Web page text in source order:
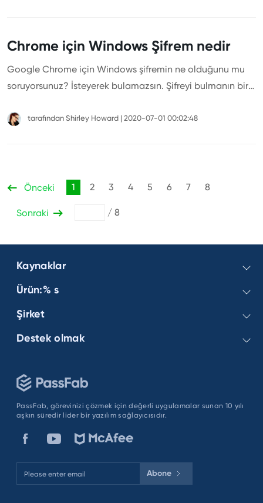
Chrome için Windows Şifrem nedir
Google Chrome için Windows şifremin ne olduğunu mu
soruyorsunuz? İsteyerek bulamazsın. Şifreyi bulmanın bir
atmanız yeterli.
tarafından Shirley Howard | 2020-07-01 00:02:48
Önceki 1 2 3 4 5 6 7 8
Sonraki / 8
Kaynaklar
Windows Şifresi
Excel Şifresi
iPhone Şifresi
Ürün:% s
PassFab 4WinKey
PassFab for Excel
PassFab Android Unlock
Şirket
Hakkımızda
Gizlilik Politikası
şartlar ve koşullar
Destek olmak
Sipariş SSS
Kayıt SSS
PassFab, görevinizi çözmek için değerli uygulamalar sunan 10 yılı
aşkın süredir lider bir yazılım sağlayıcısıdır.
Abone